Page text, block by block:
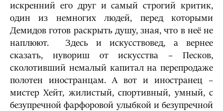
искренний его друг и самый строгий критик,
один из немногих людей, перед которыми
Демидов готов раскрыть душу, зная, что в неё не
наплюют. Здесь и искусствовед, а вернее
сказать, нувориш от искусства – Песков,
сколотивший немалый капитал на перепродаже
полотен иностранцам. А вот и иностранец –
мистер Хейт, жилистый, спортивный, умный, с
безупречной фарфоровой улыбкой и безупречной